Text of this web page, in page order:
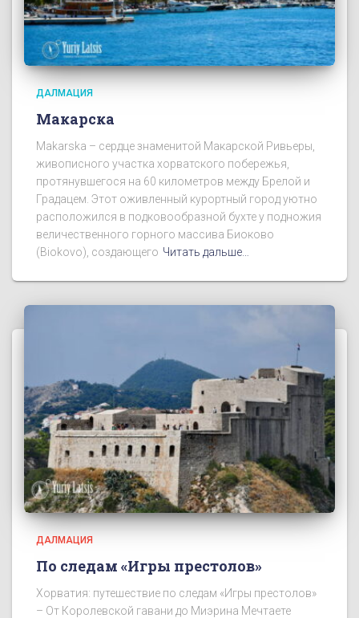
ДАЛМАЦИЯ
Макарска
Makarska – сердце знаменитой Макарской Ривьеры,
живописного участка хорватского побережья,
протянувшегося на 60 километров между Брелой и
Градацем. Этот оживленный курортный город уютно
расположился в подковообразной бухте у подножия
величественного горного массива Биоково
(Biokovo), создающего Читать дальше…
ДАЛМАЦИЯ
По следам «Игры престолов»
Хорватия: путешествие по следам «Игры престолов»
– От Королевской гавани до Миэрина Мечтаете